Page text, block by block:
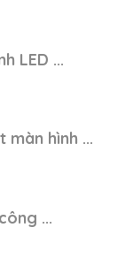
LED ...
hình ...
...